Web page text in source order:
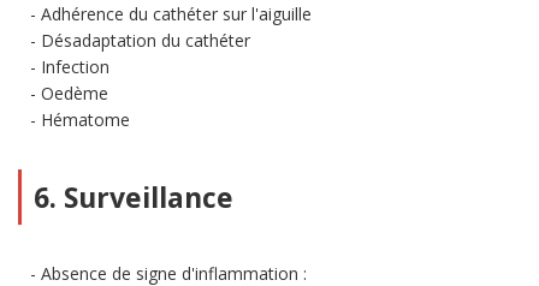
Adhérence du cathéter sur l'aiguille
Désadaptation du cathéter
Infection
Oedème
Hématome
6. Surveillance
Absence de signe d'inflammation :